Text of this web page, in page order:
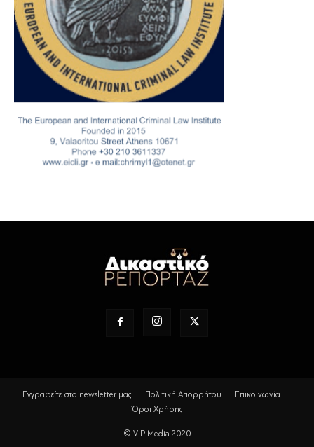
Εγγραφείτε στο newsletter μας Πολιτική Απορρήτου
Επικοινωνία
Όροι Χρήσης
© VIP Media 2020